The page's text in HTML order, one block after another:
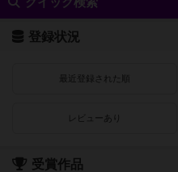
登録状況
最近登録された順
レビューあり
受賞作品